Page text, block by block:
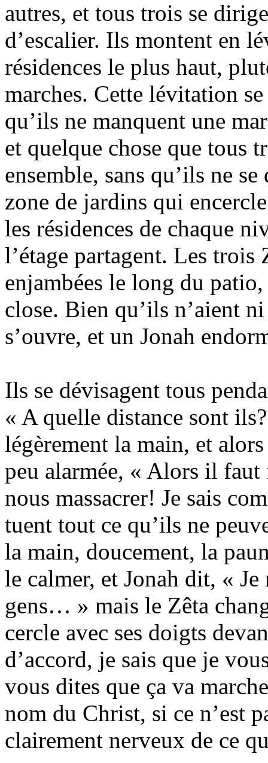
autres, et tous trois se
d’escalier. Ils montent en
résidences le plus haut,
marches. Cette lévitation
qu’ils ne manquent une
et quelque chose que tous
ensemble, sans qu’ils ne
zone de jardins qui
les résidences de chaque
l’étage partagent. Les
enjambées le long du
close. Bien qu’ils n’aient
s’ouvre, et un Jonah
Ils se dévisagent tous
« A quelle distance sont
légèrement la main, et
peu alarmée, « Alors il
nous massacrer! Je sais
tuent tout ce qu’ils ne
la main, doucement, la
le calmer, et Jonah dit, « Je
gens… » mais le Zêta
cercle avec ses doigts
d’accord, je sais que je
vous dites que ça va
nom du Christ, si ce n’est
clairement nerveux de ce